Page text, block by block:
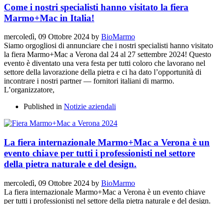
Come i nostri specialisti hanno visitato la fiera
Marmo+Mac in Italia!
mercoledì, 09 Ottobre 2024 by BioMarmo
Siamo orgogliosi di annunciare che i nostri specialisti hanno visitato
la fiera Marmo+Mac a Verona dal 24 al 27 settembre 2024! Questo
evento è diventato una vera festa per tutti coloro che lavorano nel
settore della lavorazione della pietra e ci ha dato l’opportunità di
incontrare i nostri partner — fornitori italiani di marmo.
L’organizzatore,
Published in Notizie aziendali
La fiera internazionale Marmo+Mac a Verona è un
evento chiave per tutti i professionisti nel settore
della pietra naturale e del design.
mercoledì, 09 Ottobre 2024 by BioMarmo
La fiera internazionale Marmo+Mac a Verona è un evento chiave
per tutti i professionisti nel settore della pietra naturale e del design.